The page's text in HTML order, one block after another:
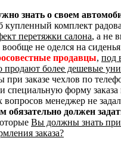
знать о своем
купленный комплект
перетяжки салона, а не
не оделся на
продавцы, под
продают более дешевые
при заказе чехлов по
специальную форму заказа
менеджер не
обязательно должен
Вы должны знать при
заказа?